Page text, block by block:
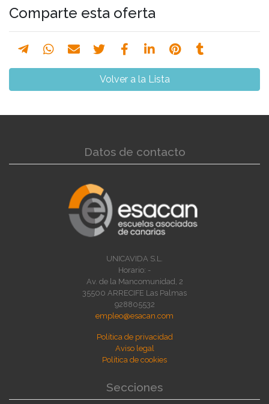
Comparte esta oferta
Volver a la Lista
Datos de contacto
UNICAVIDA S.L.
Horario: -
Av. de la Mancomunidad, 2
35500 ARRECIFE Las Palmas
928805532
empleo@esacan.com
Política de privacidad
Aviso legal
Política de cookies
Secciones